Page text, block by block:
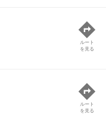
ルート
を見る
ルート
を見る